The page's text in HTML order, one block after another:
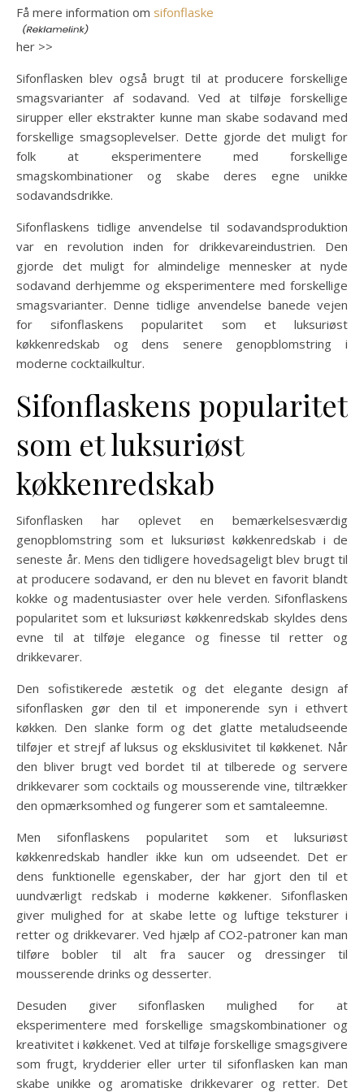
Få mere information om sifonflaske
her >>
Sifonflasken blev også brugt til at producere forskellige
smagsvarianter af sodavand. Ved at tilføje forskellige
sirupper eller ekstrakter kunne man skabe sodavand med
forskellige smagsoplevelser. Dette gjorde det muligt for
folk at eksperimentere med forskellige
smagskombinationer og skabe deres egne unikke
sodavandsdrikke.
Sifonflaskens tidlige anvendelse til sodavandsproduktion
var en revolution inden for drikkevareindustrien. Den
gjorde det muligt for almindelige mennesker at nyde
sodavand derhjemme og eksperimentere med forskellige
smagsvarianter. Denne tidlige anvendelse banede vejen
for sifonflaskens popularitet som et luksuriøst
køkkenredskab og dens senere genopblomstring i
moderne cocktailkultur.
Sifonflaskens popularitet
som et luksuriøst
køkkenredskab
Sifonflasken har oplevet en bemærkelsesværdig
genopblomstring som et luksuriøst køkkenredskab i de
seneste år. Mens den tidligere hovedsageligt blev brugt til
at producere sodavand, er den nu blevet en favorit blandt
kokke og madentusiaster over hele verden. Sifonflaskens
popularitet som et luksuriøst køkkenredskab skyldes dens
evne til at tilføje elegance og finesse til retter og
drikkevarer.
Den sofistikerede æstetik og det elegante design af
sifonflasken gør den til et imponerende syn i ethvert
køkken. Den slanke form og det glatte metaludseende
tilføjer et strejf af luksus og eksklusivitet til køkkenet. Når
den bliver brugt ved bordet til at tilberede og servere
drikkevarer som cocktails og mousserende vine, tiltrækker
den opmærksomhed og fungerer som et samtaleemne.
Men sifonflaskens popularitet som et luksuriøst
køkkenredskab handler ikke kun om udseendet. Det er
dens funktionelle egenskaber, der har gjort den til et
uundværligt redskab i moderne køkkener. Sifonflasken
giver mulighed for at skabe lette og luftige teksturer i
retter og drikkevarer. Ved hjælp af CO2-patroner kan man
tilføre bobler til alt fra saucer og dressinger til
mousserende drinks og desserter.
Desuden giver sifonflasken mulighed for at
eksperimentere med forskellige smagskombinationer og
kreativitet i køkkenet. Ved at tilføje forskellige smagsgivere
som frugt, krydderier eller urter til sifonflasken kan man
skabe unikke og aromatiske drikkevarer og retter. Det